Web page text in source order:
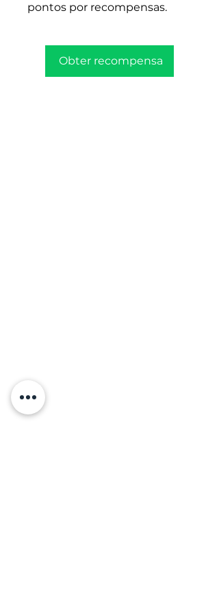
pontos por recompensas.
Obter recompensa